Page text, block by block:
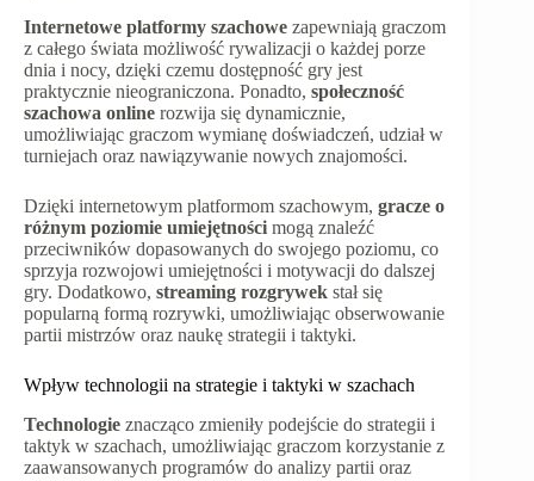
Internetowe platformy szachowe zapewniają graczom
z całego świata możliwość rywalizacji o każdej porze
dnia i nocy, dzięki czemu dostępność gry jest
praktycznie nieograniczona. Ponadto, społeczność
szachowa online rozwija się dynamicznie,
umożliwiając graczom wymianę doświadczeń, udział w
turniejach oraz nawiązywanie nowych znajomości.
Dzięki internetowym platformom szachowym, gracze o
różnym poziomie umiejętności mogą znaleźć
przeciwników dopasowanych do swojego poziomu, co
sprzyja rozwojowi umiejętności i motywacji do dalszej
gry. Dodatkowo, streaming rozgrywek stał się
popularną formą rozrywki, umożliwiając obserwowanie
partii mistrzów oraz naukę strategii i taktyki.
Wpływ technologii na strategie i taktyki w szachach
Technologie znacząco zmieniły podejście do strategii i
taktyk w szachach, umożliwiając graczom korzystanie z
zaawansowanych programów do analizy partii oraz